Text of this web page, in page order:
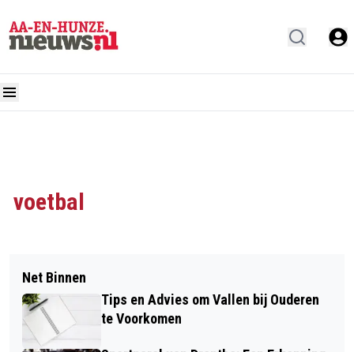
voetbal
Net Binnen
Tips en Advies om Vallen bij Ouderen
te Voorkomen